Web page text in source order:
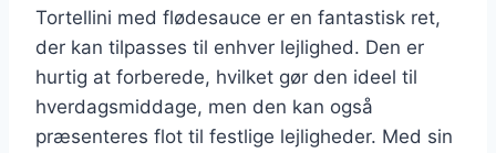
Tortellini med flødesauce er en fantastisk ret,
der kan tilpasses til enhver lejlighed. Den er
hurtig at forberede, hvilket gør den ideel til
hverdagsmiddage, men den kan også
præsenteres flot til festlige lejligheder. Med sin